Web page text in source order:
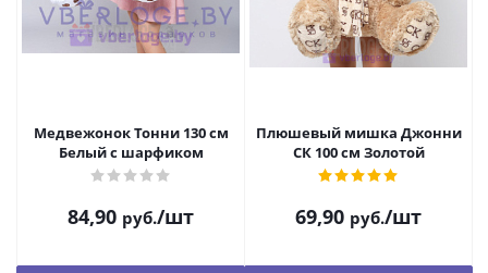
Медвежонок Тонни 130 см
Белый с шарфиком
84,90 руб./шт
Плюшевый мишка Джонни
СК 100 см Золотой
69,90 руб./шт